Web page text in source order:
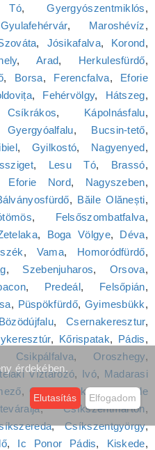
Tó,Gyergyószentmiklós,
Gyulafehérvár, Maroshévíz,
, Jósikafalva, Korond,
, Arad, Herkulesfürdő,
, Borsa, Ferencfalva, Eforie
, Fehérvölgy, Hátszeg,
Csíkrákos, Kápolnásfalu,
Gyergyóalfalu, Bucsin-tető,
, Gyilkostó, Nagyenyed,
, Lesu Tó, Brassó,
Eforie Nord, Nagyszeben,
, Băile Olănești,
, Felsőszombatfalva,
, Boga Völgye, Déva,
, Vama, Homoródfürdő,
, Szebenjuharos, Orsova,
, Predeál, Felsőpián,
, Püspökfürdő, Gyimesbükk,
Bözödújfalu,Csernakeresztur,
, Kőrispatak, Pádis,
Csikpálfalva, Oroszhegy,
Víztározó, Ivó, Madarasi
, Oláhszászka,Vălenii de
,Csíkszentmárton,
,Csíkszentgyörgy,
, Ic Ponor Pádis, Kiskede,
érdekében.
Elutasítás Elfogadom